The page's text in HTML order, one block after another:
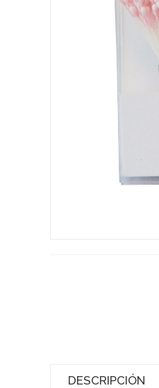
DESCRIPCIÓN